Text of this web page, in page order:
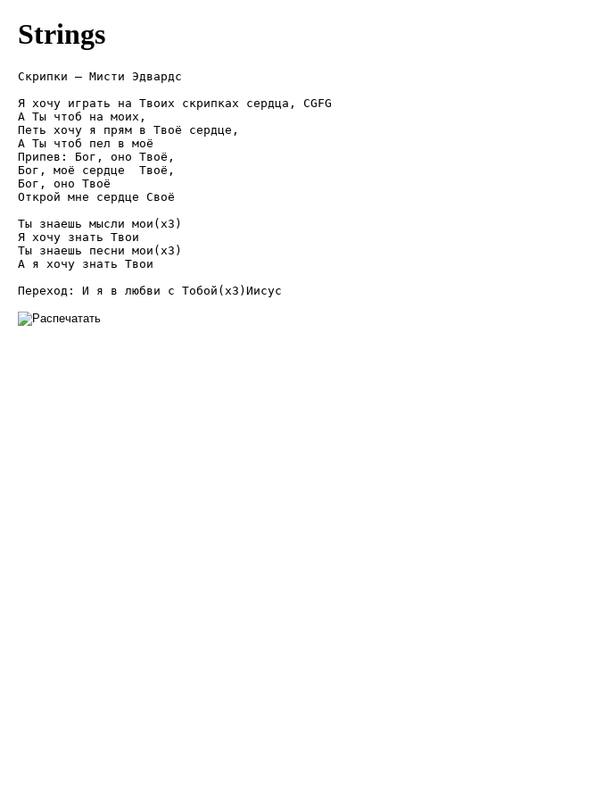
Strings
Скрипки – Мисти Эдвардс
Я хочу играть на Твоих скрипках сердца, CGFG
А Ты чтоб на моих,
Петь хочу я прям в Твоё сердце,
А Ты чтоб пел в моё
Припев: Бог, оно Твоё,
Бог, моё сердце  Твоё,
Бог, оно Твоё
Открой мне сердце Своё
Ты знаешь мысли мои(х3)
Я хочу знать Твои
Ты знаешь песни мои(х3)
А я хочу знать Твои